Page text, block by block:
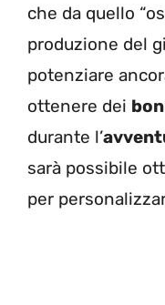
che da quello
produzione del
potenziare
ottenere dei
durante l’
sarà possibile
per